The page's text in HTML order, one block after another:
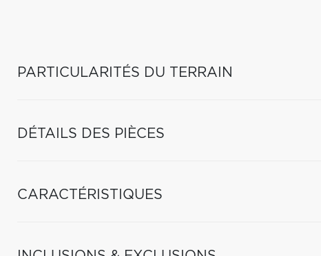
PARTICULARITÉS DU TERRAIN
DÉTAILS DES PIÈCES
CARACTÉRISTIQUES